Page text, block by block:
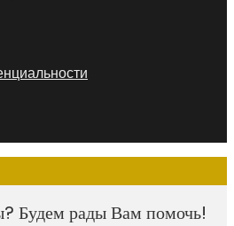
Будем рады Вам помочь!